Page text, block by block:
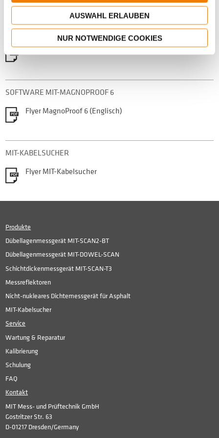
AUSWAHL ERLAUBEN
NUR NOTWENDIGE COOKIES
MIT-DÜBELLAGENMESSGERÄTE
Prospekt MIT-DOWEL-SCAN
Prospekt MIT-SCAN2-BT
SOFTWARE MIT-MAGNOPROOF 6
Flyer MagnoProof 6 (Englisch)
MIT-KABELSUCHER
Flyer MIT-Kabelsucher
Produkte
Dübellagenmessgerät MIT-SCAN2-BT
Dübellagenmessgerät MIT-DOWEL-SCAN
Schichtdickenmessgerät MIT-SCAN-T3
Messreflektoren
Nicht-nukleares Dichtemessgerät für Asphalt
MIT-Kabelsucher
Service
Wartung & Reparatur
Kalibrierung
Schulung
FAQ
Kontakt
MIT Mess- und Prüftechnik GmbH
Gostritzer Str. 63
D-01217 Dresden/Germany